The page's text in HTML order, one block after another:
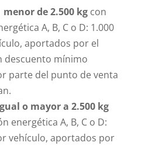
menor de 2.500 kgcon
A, B, C o D: 1.000
aportados por el
descuento mínimo
parte del punto de venta
o mayor a 2.500 kg
energética A, B, C o D:
vehículo, aportados por